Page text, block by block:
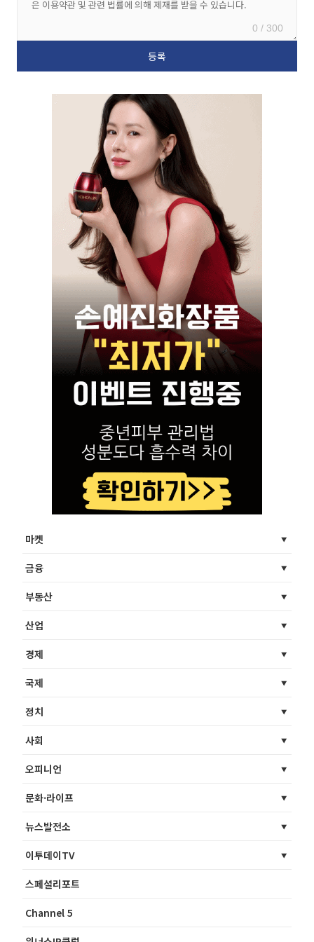
0 / 300
마켓
금융
부동산
산업
경제
국제
정치
사회
오피니언
문화·라이프
뉴스발전소
이투데이TV
스페셜리포트
Channel 5